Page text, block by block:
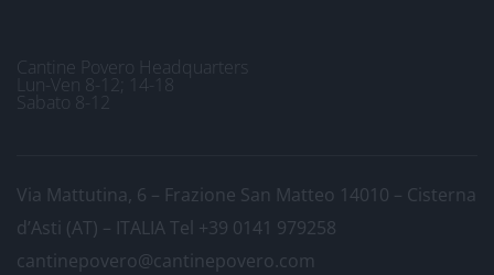
Cantine Povero Headquarters
Lun-Ven 8-12; 14-18
Sabato 8-12
Via Mattutina, 6 – Frazione San Matteo 14010 – Cisterna
d’Asti (AT) – ITALIATel +39 0141 979258
cantinepovero@cantinepovero.com